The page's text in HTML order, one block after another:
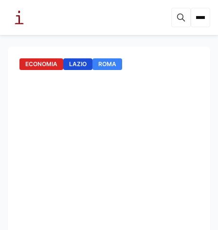
ECONOMIA LAZIO ROMA